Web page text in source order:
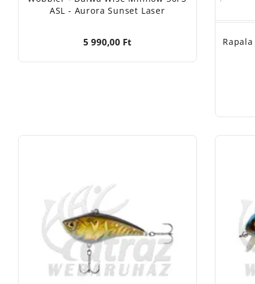
ASL - Aurora Sunset Laser
5 990,00 Ft